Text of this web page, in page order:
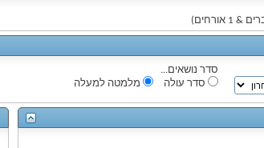
סדר נושאים...
סדר עולה
מלמטה למעלה